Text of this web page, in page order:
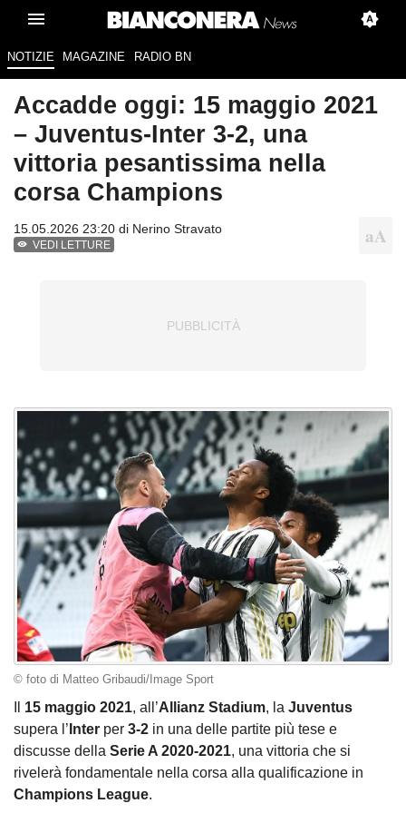
NOTIZIE MAGAZINE RADIO BN
Accadde oggi: 15 maggio 2021
– Juventus-Inter 3-2, una
vittoria pesantissima nella
corsa Champions
15.05.2026 23:20 di Nerino Stravato
VEDI LETTURE
© foto di Matteo Gribaudi/Image Sport
15 maggio 2021, all’Allianz Stadium, la Juventus
supera l’ Inter per 3-2 in una delle partite più tese e
discusse della Serie A 2020-2021, una vittoria che si
rivelerà fondamentale nella corsa alla qualificazione in
Champions League.